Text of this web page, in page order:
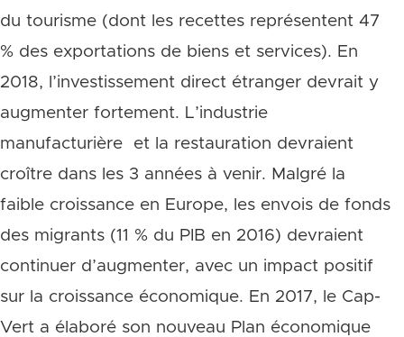
du tourisme (dont les recettes représentent 47
% des exportations de biens et services). En
2018, l’investissement direct étranger devrait y
augmenter fortement. L’industrie
manufacturière et la restauration devraient
croître dans les 3 années à venir. Malgré la
faible croissance en Europe, les envois de fonds
des migrants (11 % du PIB en 2016) devraient
continuer d’augmenter, avec un impact positif
sur la croissance économique. En 2017, le Cap-
Vert a élaboré son nouveau Plan économique